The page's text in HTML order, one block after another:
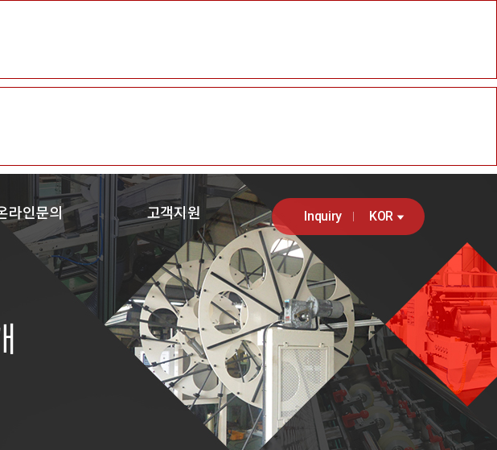
인증현황 오시는길
Milk Carton M/C Auto Stacker Patent Certificate ETC
라인문의 고객지원
제품자료실 Inquiry KOR